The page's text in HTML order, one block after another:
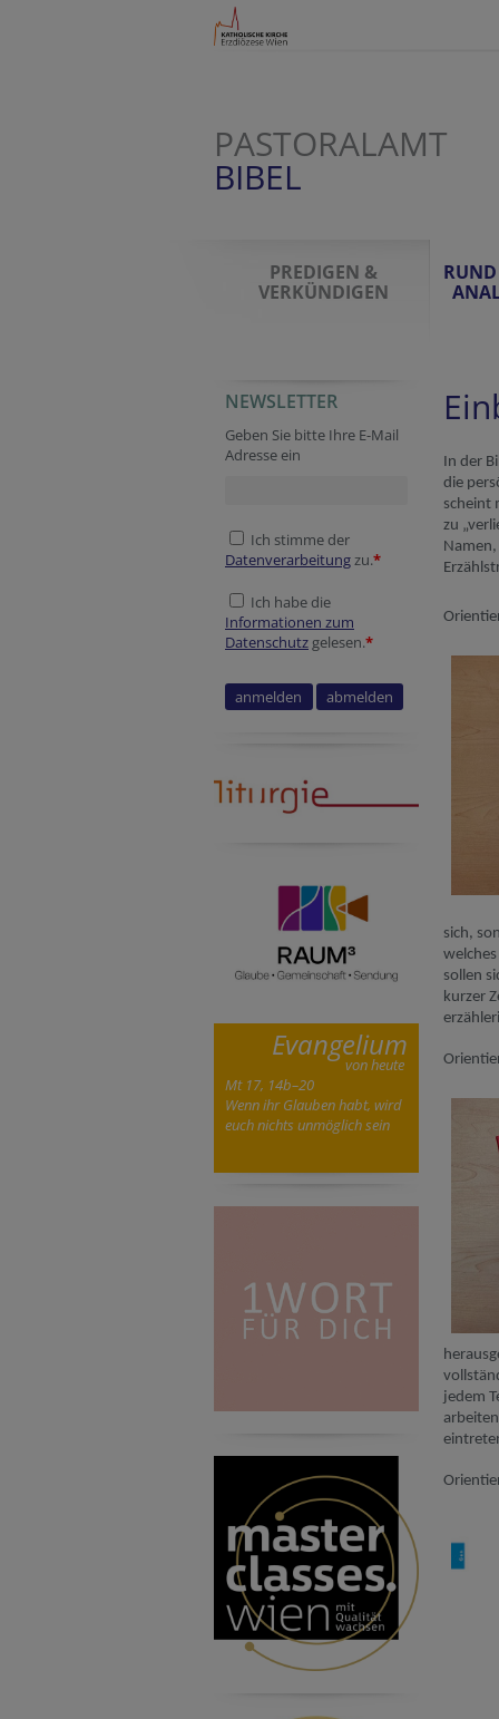
PASTORALAMT
BIBEL
PREDIGEN &
VERKÜNDIGEN
URL
URL
Website
Homepage
NEWSLETTER
Geben Sie bitte Ihre E-Mail
Adresse ein
Ich stimme der
Datenverarbeitungzu.*
Ich habe die
Informationen zum
Datenschutz gelesen.*
Evangelium
von heute
Mt 17, 14b–20
Wenn ihr Glauben habt, wird
euch nichts unmöglich sein
In der
die
scheint
zu „
sich,
sollen
kurzer
jedem